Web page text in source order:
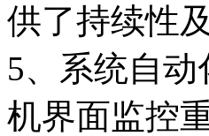
供了持续性
5、系统自
机界面监控